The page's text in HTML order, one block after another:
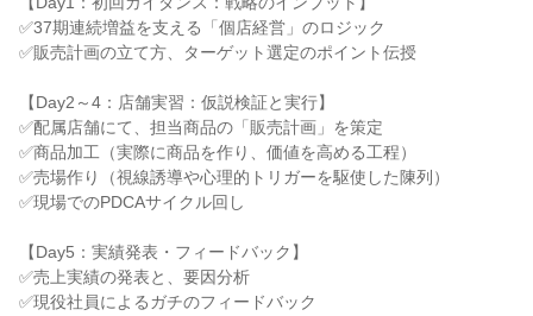
✅37期連続増益を支える「個店経営」のロジック
✅販売計画の立て方、ターゲット選定のポイント伝授
【Day2～4：店舗実習：仮説検証と実行】
✅配属店舗にて、担当商品の「販売計画」を策定
✅商品加工（実際に商品を作り、価値を高める工程）
✅売場作り（視線誘導や心理的トリガーを駆使した陳列）
✅現場でのPDCAサイクル回し
【Day5：実績発表・フィードバック】
✅売上実績の発表と、要因分析
✅現役社員によるガチのフィードバック